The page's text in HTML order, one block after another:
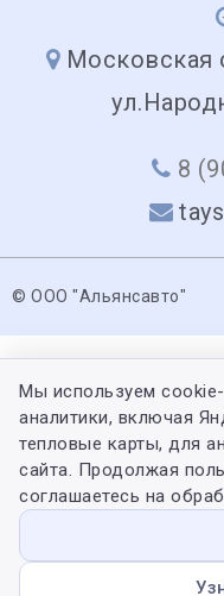
Московская
8
© ООО "Альянсавто"
Мы используем
аналитики, включая
тепловые карты, для
сайта. Продолжая
соглашаетесь на